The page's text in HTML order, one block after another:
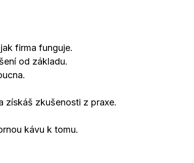
firma funguje.
od základu.
získáš zkušenosti z praxe.
kávu k tomu.